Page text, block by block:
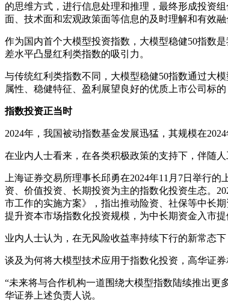
的思维方式，进行信息处理和推理，最终形成投资
面、技术面和宏观政策面等信息的及时理解和有效融
作为国内首个大模型投资指数，大模型稳健50指数
差水平凸显红利类指数的吸引力。
与传统红利类指数不同，大模型稳健50指数通过大
属性、稳健特征、盈利展望良好的优质上市公司标
指数投资正当时
2024年，我国被动指数基金发展迅猛，其规模在
在业内人士看来，在各类积极政策的支持下，伴随
上海证券交易所理事长邱勇在2024年11月7日举行
资、价值投资、长期投资为主的指数化投资生态。
市工作的实施方案》，指出推动险资、社保等中长
提升资本市场指数化投资规模，为中长期资金入市提
业内人士认为，在无风险收益率持续下行的新常态
谈及为何将大模型技术应用于指数化投资，高华证
“未来将与合作机构一道围绕大模型指数陆续推出更
华证券上述负责人说。